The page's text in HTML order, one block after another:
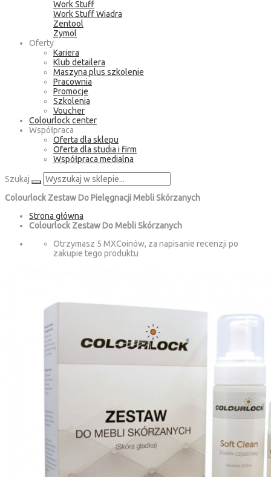
Work Stuff
Work Stuff Wiadra
Zentool
Zymöl
Oferty
Kariera
Klub detailera
Maszyna plus szkolenie
Pracownia
Promocje
Szkolenia
Voucher
Colourlock center
Współpraca
Oferta dla sklepu
Oferta dla studia i firm
Współpraca medialna
Szukaj
Colourlock Zestaw Do Pielęgnacji Mebli Skórzanych
Strona główna
Colourlock Zestaw Do Mebli Skórzanych
Otrzymasz 5 MXCoinów, za napisanie recenzji po
zakupie tego produktu